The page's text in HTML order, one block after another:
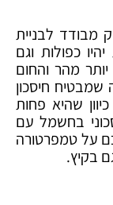
מבודד לבניית
כפולות וגם
מהר והחום
חיסכון
שהיא פחות
בחשמל עם
על טמפרטורה
בקיץ.